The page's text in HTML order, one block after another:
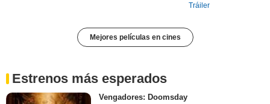
Tráiler
Mejores películas en cines
Estrenos más esperados
Vengadores: Doomsday